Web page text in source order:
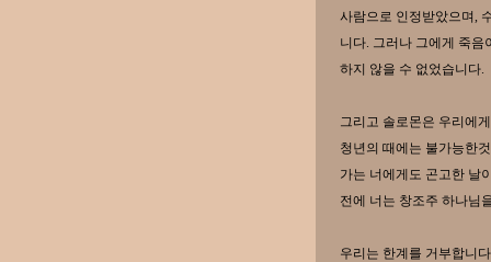
사람으로 인정받았으며,
니다. 그러나 그에게 죽음
하지 않을 수 없었습니다.
그리고 솔로몬은 우리에
청년의 때에는 불가능한
가는 너에게도 곤고한 날
전에 너는 창조주 하나님
우리는 한계를 거부합니